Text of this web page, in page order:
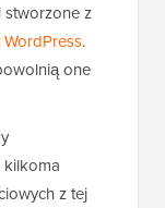
z
.
one
z tej